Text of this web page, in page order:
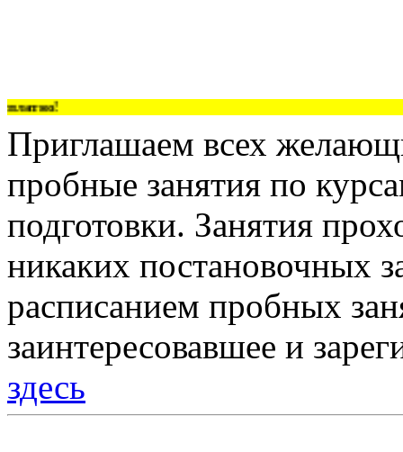
Приглашаем всех
пробные занятия по
подготовки. Занятия
никаких постановочных
расписанием пробных
заинтересовавшее и
здесь